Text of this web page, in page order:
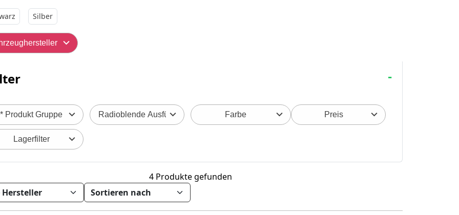
Silber
* Produkt Gruppe Radioblende Ausführung Farbe Preis
Lagerfilter
4 Produkte gefunden